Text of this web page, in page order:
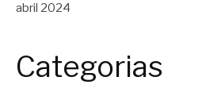
abril 2024
Categorias